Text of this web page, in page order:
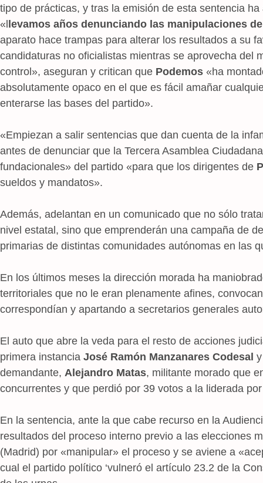
tipo de prácticas, y tras la emisión de esta sentencia
«llevamos años denunciando las manipulaciones
aparato hace trampas para alterar los resultados a su
candidaturas no oficialistas mientras se aprovecha del
control», aseguran y critican que Podemos «ha
absolutamente opaco en el que es fácil amañar
enterarse las bases del partido».
«Empiezan a salir sentencias que dan cuenta de la
antes de denunciar que la Tercera Asamblea
fundacionales» del partido «para que los dirigentes de
sueldos y mandatos».
Además, adelantan en un comunicado que no sólo
nivel estatal, sino que emprenderán una campaña de
primarias de distintas comunidades autónomas en las
En los últimos meses la dirección morada ha
territoriales que no le eran plenamente afines,
correspondían y apartando a secretarios generales
El auto que abre la veda para el resto de acciones
primera instancia José Ramón Manzanares Codesal
demandante, Alejandro Matas, militante morado que
concurrentes y que perdió por 39 votos a la liderada por
En la sentencia, ante la que cabe recurso en la
resultados del proceso interno previo a las elecciones
(Madrid) por «manipular» el proceso y se aviene a
cual el partido político ‘vulneró el artículo 23.2 de la